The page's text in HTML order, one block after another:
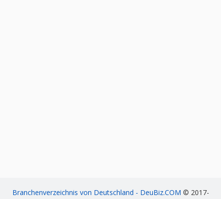
Branchenverzeichnis von Deutschland - DeuBiz.COM © 2017-